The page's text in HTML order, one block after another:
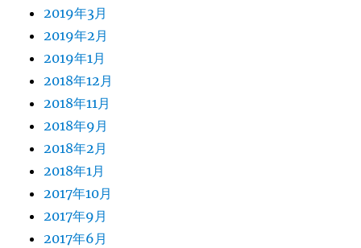
2019年3月
2019年2月
2019年1月
2018年12月
2018年11月
2018年9月
2018年2月
2018年1月
2017年10月
2017年9月
2017年6月